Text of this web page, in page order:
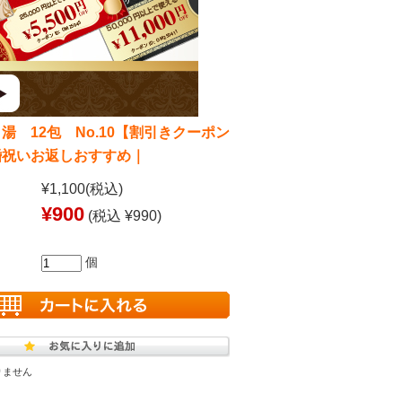
12包 No.10【割引きクーポン
いお返しおすすめ｜
¥1,100(税込)
¥900 (税込 ¥990)
個
ません